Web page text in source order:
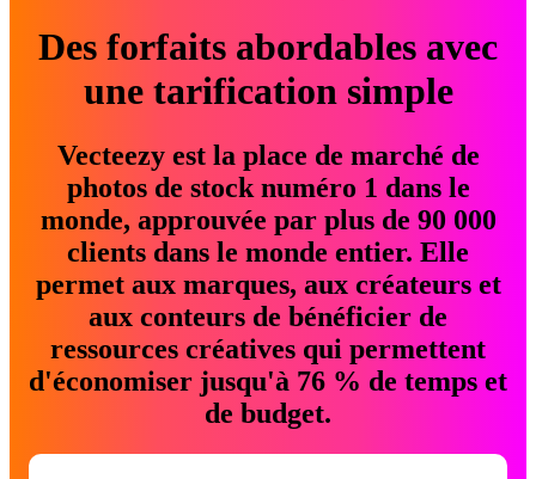
Des forfaits abordables avec
une tarification simple
Vecteezy est la place de marché de
photos de stock numéro 1 dans le
monde, approuvée par plus de 90 000
clients dans le monde entier. Elle
permet aux marques, aux créateurs et
aux conteurs de bénéficier de
ressources créatives qui permettent
d'économiser jusqu'à 76 % de temps et
de budget.